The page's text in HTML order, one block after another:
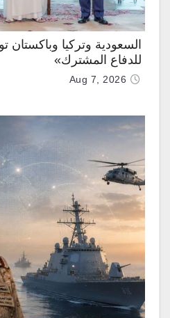
السعودية وتركيا وباكستان
للدفاع المشترك»
Aug 7, 2026